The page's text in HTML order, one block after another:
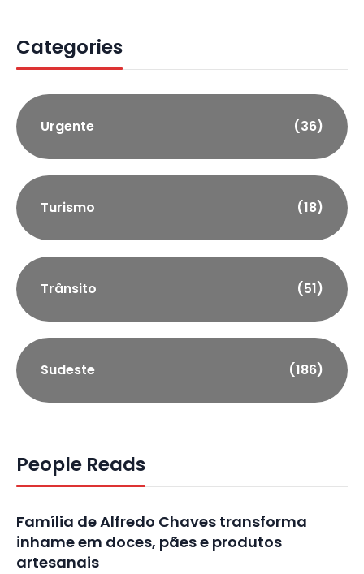
Categories
Urgente (36)
Turismo (18)
Trânsito (51)
Sudeste (186)
People Reads
Família de Alfredo Chaves transforma
inhame em doces, pães e produtos
artesanais